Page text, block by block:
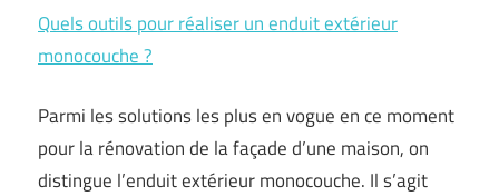
Quels outils pour réaliser un enduit extérieur
monocouche ?
Parmi les solutions les plus en vogue en ce moment
pour la rénovation de la façade d’une maison, on
distingue l’enduit extérieur monocouche. Il s’agit